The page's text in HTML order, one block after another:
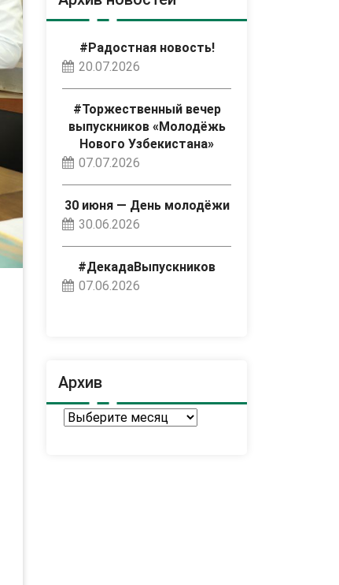
#Радостная новость!
20.07.2026
#Торжественный вечер
выпускников «Молодёжь
Нового Узбекистана»
07.07.2026
30 июня — День молодёжи
30.06.2026
#ДекадаВыпускников
07.06.2026
Архив
Архив